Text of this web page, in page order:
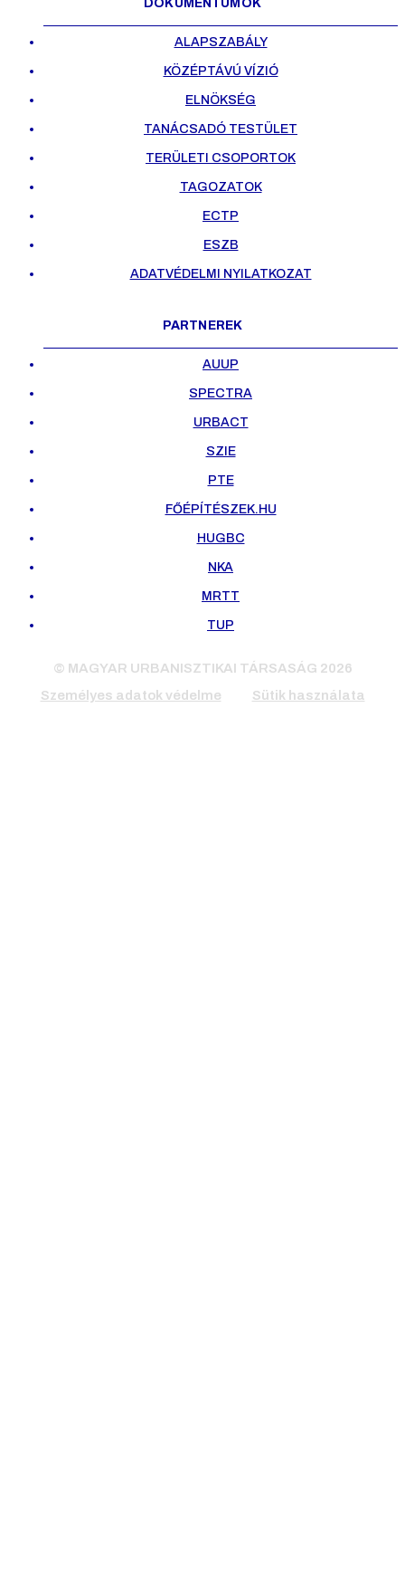
DOKUMENTUMOK
ALAPSZABÁLY
KÖZÉPTÁVÚ VÍZIÓ
ELNÖKSÉG
TANÁCSADÓ TESTÜLET
TERÜLETI CSOPORTOK
TAGOZATOK
ECTP
ESZB
ADATVÉDELMI NYILATKOZAT
PARTNEREK
AUUP
SPECTRA
URBACT
SZIE
PTE
FŐÉPÍTÉSZEK.HU
HUGBC
NKA
MRTT
TUP
© MAGYAR URBANISZTIKAI TÁRSASÁG 2026
Személyes adatok védelme
Sütik használata